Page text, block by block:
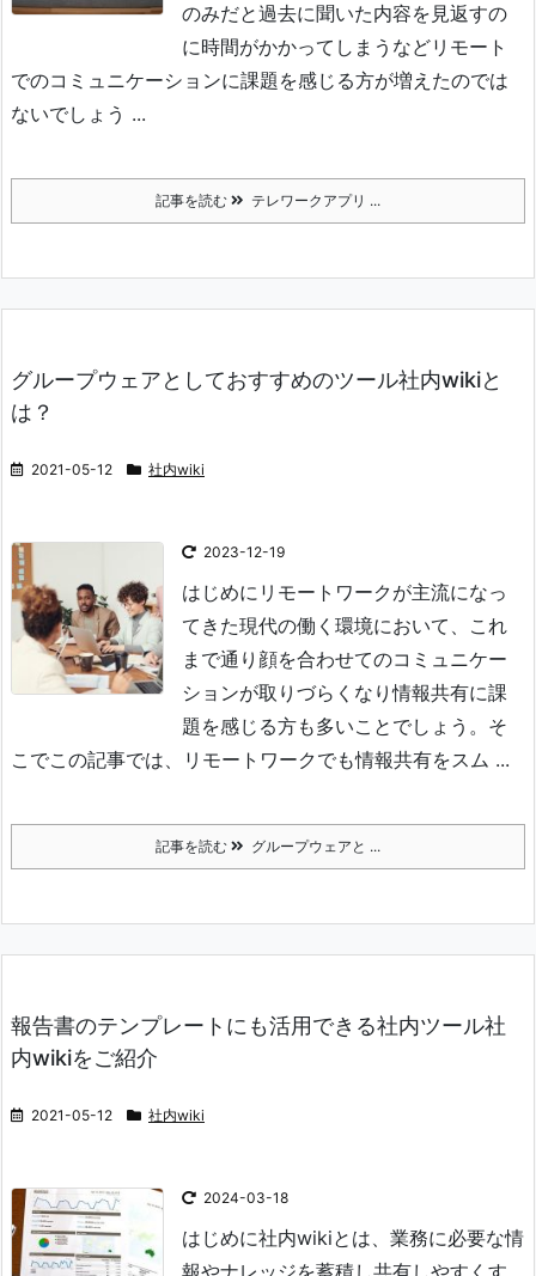
のみだと過去に聞いた内容を見返すの
に時間がかかってしまうなどリモート
でのコミュニケーションに課題を感じる方が増えたのでは
ないでしょう ...
記事を読む テレワークアプリ ...
グループウェアとしておすすめのツール社内wikiと
は？
2021-05-12 社内wiki
2023-12-19
はじめに リモートワークが主流になっ
てきた現代の働く環境において、これ
まで通り顔を合わせてのコミュニケー
ションが取りづらくなり情報共有に課
題を感じる方も多いことでしょう。 そ
こでこの記事では、リモートワークでも情報共有をスム ...
記事を読む グループウェアと ...
報告書のテンプレートにも活用できる社内ツール社
内wikiをご紹介
2021-05-12 社内wiki
2024-03-18
はじめに社内wikiとは、業務に必要な情